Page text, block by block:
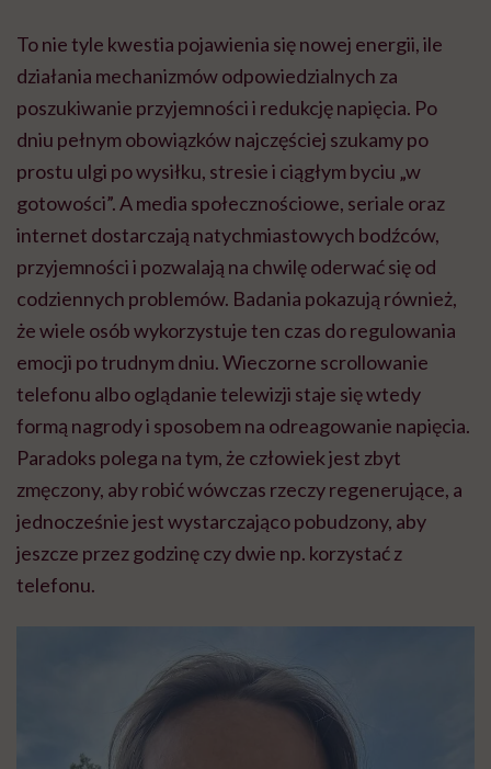
To nie tyle kwestia pojawienia się nowej energii, ile
działania mechanizmów odpowiedzialnych za
poszukiwanie przyjemności i redukcję napięcia. Po
dniu pełnym obowiązków najczęściej szukamy po
prostu ulgi po wysiłku, stresie i ciągłym byciu „w
gotowości”. A media społecznościowe, seriale oraz
internet dostarczają natychmiastowych bodźców,
przyjemności i pozwalają na chwilę oderwać się od
codziennych problemów. Badania pokazują również,
że wiele osób wykorzystuje ten czas do regulowania
emocji po trudnym dniu. Wieczorne scrollowanie
telefonu albo oglądanie telewizji staje się wtedy
formą nagrody i sposobem na odreagowanie napięcia.
Paradoks polega na tym, że człowiek jest zbyt
zmęczony, aby robić wówczas rzeczy regenerujące, a
jednocześnie jest wystarczająco pobudzony, aby
jeszcze przez godzinę czy dwie np. korzystać z
telefonu.